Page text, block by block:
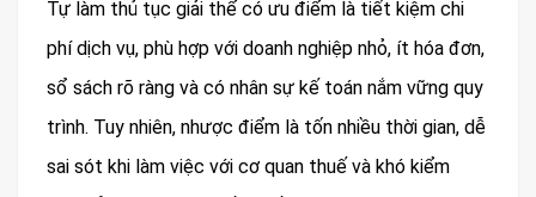
Tự làm thủ tục giải thể có ưu điểm là tiết kiệm chi
phí dịch vụ, phù hợp với doanh nghiệp nhỏ, ít hóa đơn,
sổ sách rõ ràng và có nhân sự kế toán nắm vững quy
trình. Tuy nhiên, nhược điểm là tốn nhiều thời gian, dễ
sai sót khi làm việc với cơ quan thuế và khó kiểm